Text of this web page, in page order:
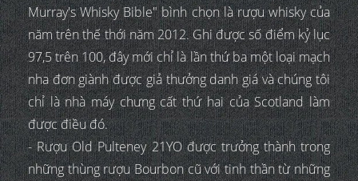
Murray's Whisky Bible" bình chọn là rượu whisky của
năm trên thế thới năm 2012. Ghi được số điểm kỷ lục
97,5 trên 100, đây mới chỉ là lần thứ ba một loại mạch
nha đơn giành được giả thưởng danh giá và chúng tôi
chỉ là nhà máy chưng cất thứ hai của Scotland làm
được điều đó.
- Rượu Old Pulteney 21YO được trưởng thành trong
những thùng rượu Bourbon cũ với tinh thần từ những